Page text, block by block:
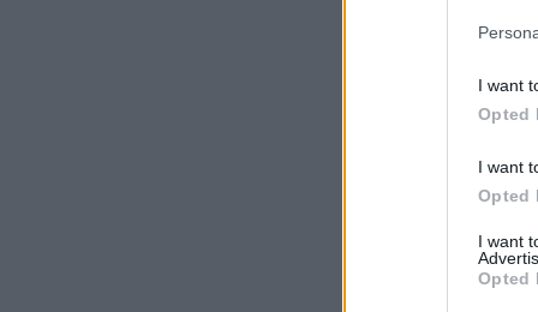
I want
Opted
I want
Opted
I want
Opted